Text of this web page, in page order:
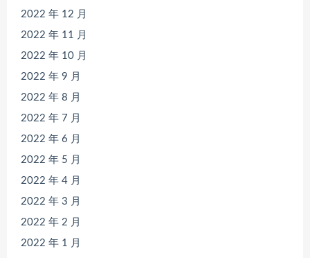
2022 年 12 月
2022 年 11 月
2022 年 10 月
2022 年 9 月
2022 年 8 月
2022 年 7 月
2022 年 6 月
2022 年 5 月
2022 年 4 月
2022 年 3 月
2022 年 2 月
2022 年 1 月